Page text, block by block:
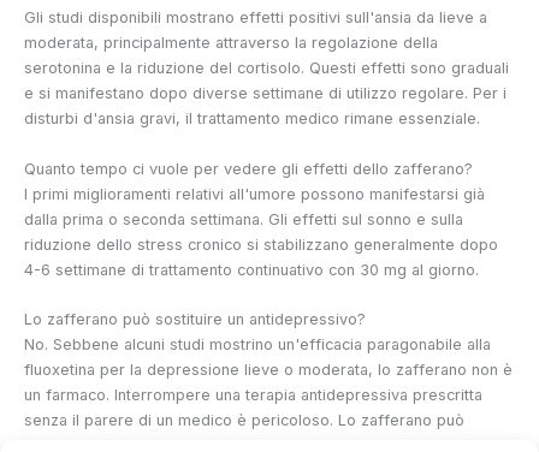
Gli studi disponibili mostrano effetti positivi sull'ansia da lieve a
moderata, principalmente attraverso la regolazione della
serotonina e la riduzione del cortisolo. Questi effetti sono graduali
e si manifestano dopo diverse settimane di utilizzo regolare. Per i
disturbi d'ansia gravi, il trattamento medico rimane essenziale.
Quanto tempo ci vuole per vedere gli effetti dello zafferano?
I primi miglioramenti relativi all'umore possono manifestarsi già
dalla prima o seconda settimana. Gli effetti sul sonno e sulla
riduzione dello stress cronico si stabilizzano generalmente dopo
4-6 settimane di trattamento continuativo con 30 mg al giorno.
Lo zafferano può sostituire un antidepressivo?
No. Sebbene alcuni studi mostrino un'efficacia paragonabile alla
fluoxetina per la depressione lieve o moderata, lo zafferano non è
un farmaco. Interrompere una terapia antidepressiva prescritta
senza il parere di un medico è pericoloso. Lo zafferano può